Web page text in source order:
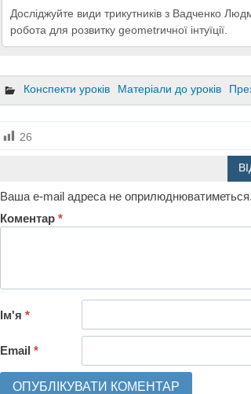
Досліджуйте види трикутників з Вадченко
робота для розвитку geometrичної інтуїції.
Конспекти уроків Матеріали до уроків
26
Ваша e-mail адреса не оприлюднюватиметься.
Коментар *
Ім'я *
Email *